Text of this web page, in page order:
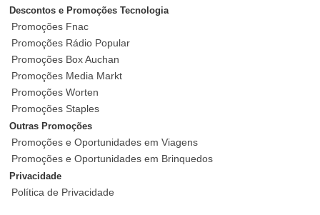
Descontos e Promoções Tecnologia
Promoções Fnac
Promoções Rádio Popular
Promoções Box Auchan
Promoções Media Markt
Promoções Worten
Promoções Staples
Outras Promoções
Promoções e Oportunidades em Viagens
Promoções e Oportunidades em Brinquedos
Privacidade
Política de Privacidade